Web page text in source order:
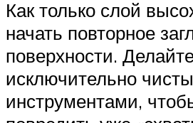
Как только слой
начать повторное
поверхности.
исключительно
инструментами,